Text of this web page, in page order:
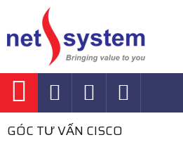
GÓC TƯ VẤN CISCO